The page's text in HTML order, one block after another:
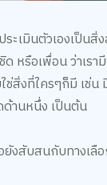
เมินตัวเองเป็นสิ่
รือเพื่อน ว่าเรา
งที่ใครๆก็มี เช่น
านหนึ่ง เป็นต้น
ยังสับสนกับทางเ